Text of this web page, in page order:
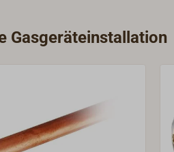
Gasgeräteinstallation